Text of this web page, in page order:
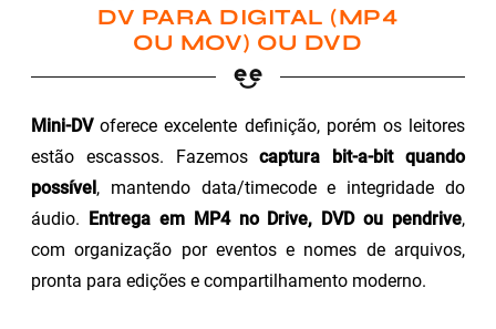
DV PARA DIGITAL (MP4
OU MOV) OU DVD
Mini-DVoferece excelente definição, porém os leitores
estão escassos. Fazemoscaptura bit-a-bit quando
possível, mantendo data/timecode e integridade do
áudio. Entrega em MP4 no Drive, DVD ou pendrive,
com organização por eventos e nomes de arquivos,
pronta para edições e compartilhamento moderno.